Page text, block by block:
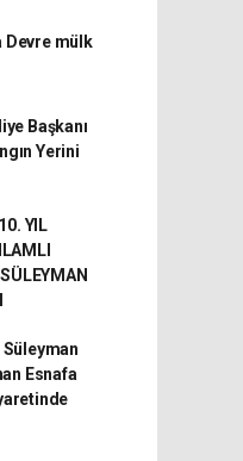
Devre mülk
Başkanı
Yerini
YIL
Süleyman
Esnafa